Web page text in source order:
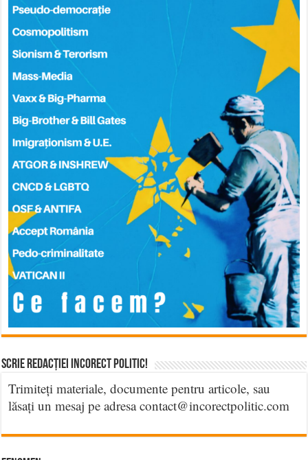
Scrie Redacției Incorect Politic!
Trimiteți materiale, documente pentru articole, sau
lăsați un mesaj pe adresa contact@incorectpolitic.com